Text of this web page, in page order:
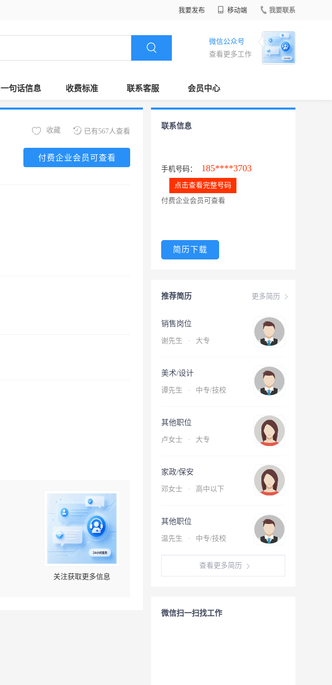
我要发布 移动端 我要联系
微信公众号
查看更多工作
一句话信息 收费标准 联系客服 会员中心
已有567人查看
收藏
付费企业会员可查看
关注获取更多信息
联系信息
手机号码： 185****3703
点击查看完整号码
付费企业会员可查看
简历下载
更多简历
推荐简历
销售岗位
谢先生 · 大专
美术/设计
谭先生 · 中专/技校
其他职位
卢女士 · 大专
家政/保安
邓女士 · 高中以下
其他职位
温先生 · 中专/技校
查看更多简历
微信扫一扫找工作